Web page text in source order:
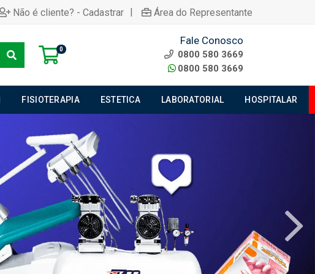
Não é cliente? - Cadastrar | Área do Representante
0
Fale Conosco
0800 580 3669
0800 580 3669
FISIOTERAPIA ESTETICA LABORATORIAL HOSPITALAR